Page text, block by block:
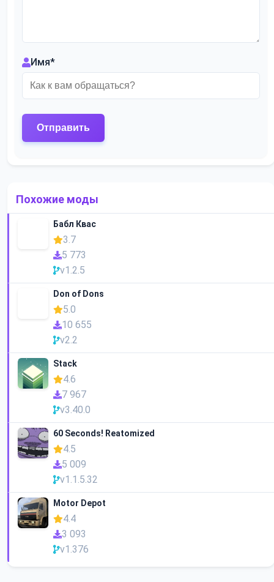
Имя*
Похожие моды
Бабл Квас
3.7
5 773
v1.2.5
Don of Dons
5.0
10 655
v2.2
Stack
4.6
7 967
v3.40.0
60 Seconds! Reatomized
4.5
5 009
v1.1.5.32
Motor Depot
4.4
3 093
v1.376